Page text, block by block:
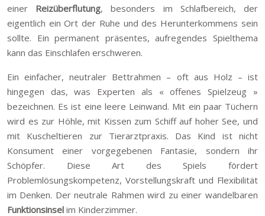
einer Reizüberflutung, besonders im Schlafbereich, der
eigentlich ein Ort der Ruhe und des Herunterkommens sein
sollte. Ein permanent präsentes, aufregendes Spielthema
kann das Einschlafen erschweren.
Ein einfacher, neutraler Bettrahmen – oft aus Holz – ist
hingegen das, was Experten als « offenes Spielzeug »
bezeichnen. Es ist eine leere Leinwand. Mit ein paar Tüchern
wird es zur Höhle, mit Kissen zum Schiff auf hoher See, und
mit Kuscheltieren zur Tierarztpraxis. Das Kind ist nicht
Konsument einer vorgegebenen Fantasie, sondern ihr
Schöpfer. Diese Art des Spiels fördert
Problemlösungskompetenz, Vorstellungskraft und Flexibilität
im Denken. Der neutrale Rahmen wird zu einer wandelbaren
Funktionsinsel im Kinderzimmer.